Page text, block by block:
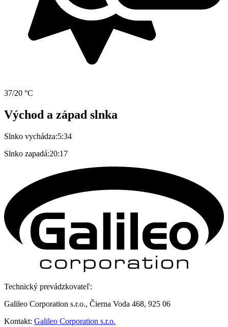
37/20 °C
Východ a západ slnka
Slnko vychádza:5:34
Slnko zapadá:20:17
Technický prevádzkovateľ:
Galileo Corporation s.r.o., Čierna Voda 468, 925 06
Kontakt: Galileo Corporation s.r.o.